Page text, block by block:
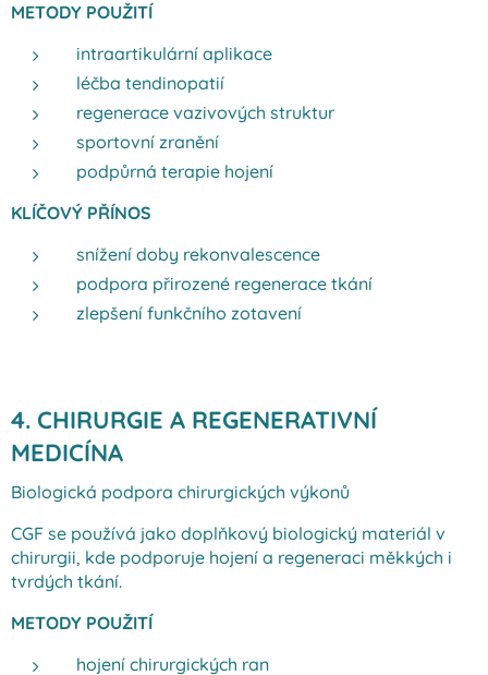
METODY POUŽITÍ
intraartikulární aplikace
léčba tendinopatií
regenerace vazivových struktur
sportovní zranění
podpůrná terapie hojení
KLÍČOVÝ PŘÍNOS
snížení doby rekonvalescence
podpora přirozené regenerace tkání
zlepšení funkčního zotavení
4. CHIRURGIE A REGENERATIVNÍ
MEDICÍNA
Biologická podpora chirurgických výkonů
CGF se používá jako doplňkový biologický materiál v
chirurgii, kde podporuje hojení a regeneraci měkkých i
tvrdých tkání.
METODY POUŽITÍ
hojení chirurgických ran